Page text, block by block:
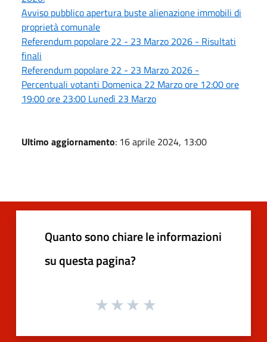
Avviso pubblico apertura buste alienazione immobili di
proprietà comunale
Referendum popolare 22 - 23 Marzo 2026 - Risultati
finali
Referendum popolare 22 - 23 Marzo 2026 -
Percentuali votanti Domenica 22 Marzo ore 12:00 ore
19:00 ore 23:00 Lunedì 23 Marzo
Ultimo aggiornamento: 16 aprile 2024, 13:00
Quanto sono chiare le informazioni
su questa pagina?